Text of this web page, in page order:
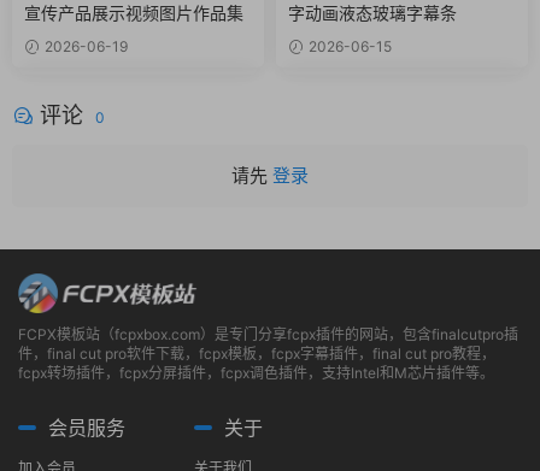
宣传产品展示视频图片作品集
2026-06-19
字动画液态玻璃字幕条
2026-06-15
评论 0
请先 登录
FCPX模板站（fcpxbox.com）是专门分享fcpx插件的网站，包含finalcutpro插
件，final cut pro软件下载，fcpx模板，fcpx字幕插件，final cut pro教程，
fcpx转场插件，fcpx分屏插件，fcpx调色插件，支持Intel和M芯片插件等。
会员服务 关于